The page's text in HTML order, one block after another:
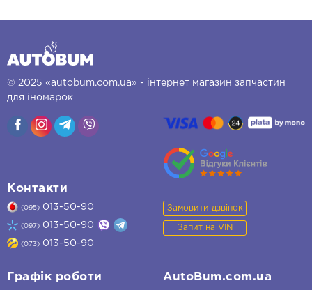
© 2025 «autobum.com.ua» - інтернет магазин запчастин
для іномарок
Контакти
(095) 013-50-90
(097) 013-50-90
(073) 013-50-90
Замовити дзвінок
Запит на VIN
Графік роботи AutoBum.com.ua